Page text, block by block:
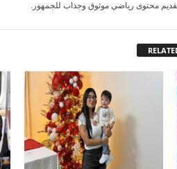
محتوى رياضي موثوق وجذاب للجمهور.